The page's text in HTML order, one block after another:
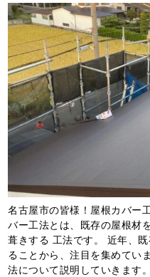
名古屋市の皆様！屋根カバー
バー工法とは、既存の屋根材
葺きする 工法です。 近年、
ることから、注目を集めてい
法について説明していきます